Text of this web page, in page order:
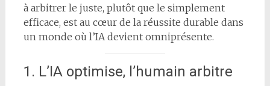
à arbitrer le juste, plutôt que le simplement
efficace, est au cœur de la réussite durable dans
un monde où l’IA devient omniprésente.
1. L’IA optimise, l’humain arbitre